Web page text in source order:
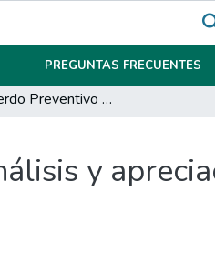
PREGUNTAS FRECUENTES
A.P.E. Acuerdo Preventivo Extrajudicial. Análisis y apreciaciones sobre una alternativa a la crisis empresarial
y